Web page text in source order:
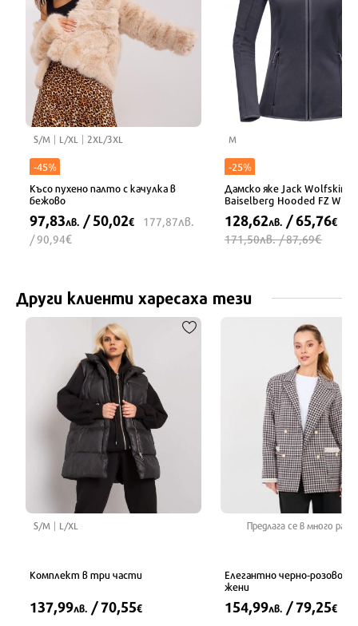
S/M L/XL 2XL/3XL
-45%
Късо пухено палто с качулка в
бежово
97,83лв. / 50,02€ 177,87лв.
/ 90,94€
M
-25%
Дамско яке Jack Wolfskin
Baiselberg Hooded FZ W
128,62лв. / 65,76€
171,50лв./ 87,69€
Други клиенти харесаха тези
S/M L/XL
Комплект в три части
137,99лв. / 70,55€
Предлага се в много
Елегантно черно-розово
жени
154,99лв. / 79,25€